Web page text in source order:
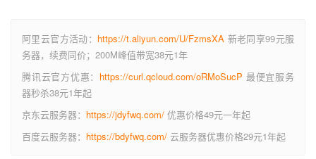
阿里云官方活动： https://t.aliyun.com/U/FzmsXA 新老同享99元服
务器，续费同价；200M峰值带宽38元1年
腾讯云官方优惠： https://curl.qcloud.com/oRMoSucP 最便宜服务
器秒杀38元1年起
京东云服务器： https://jdyfwq.com/ 优惠价格49元一年起
百度云服务器： https://bdyfwq.com/ 云服务器优惠价格29元1年起